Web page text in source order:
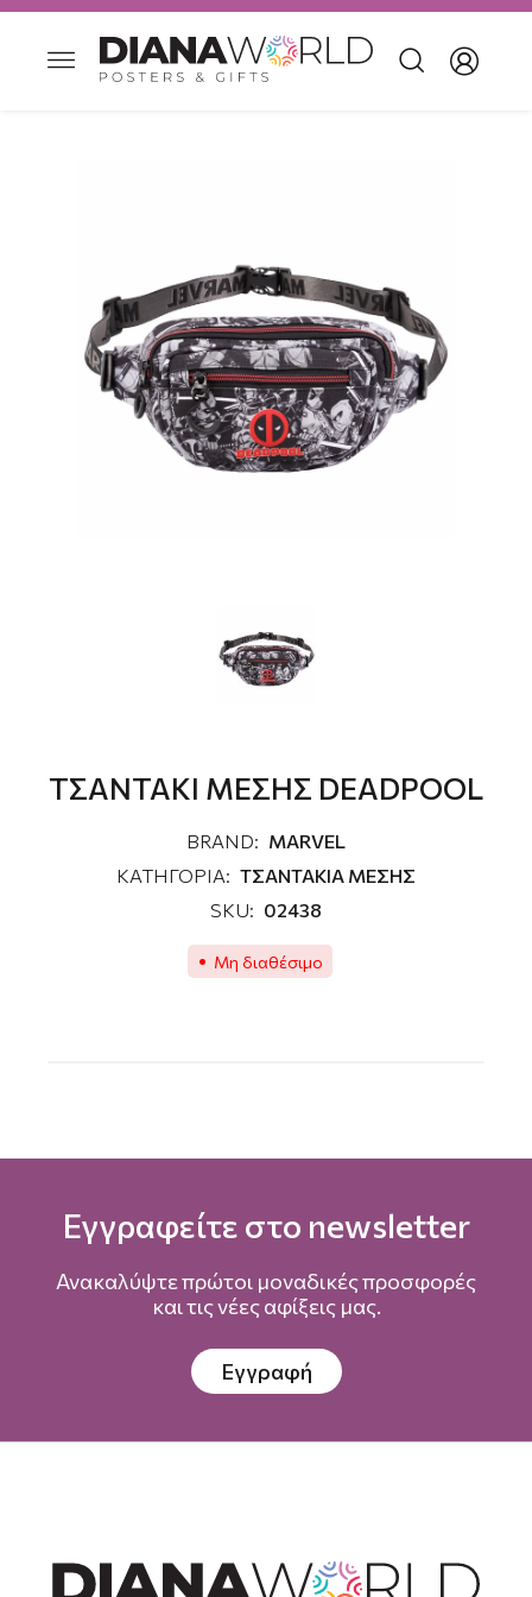
ΤΣΑΝΤΑΚΙ ΜΕΣΗΣ DEADPOOL
BRAND: MARVEL
ΚΑΤΗΓΟΡΙΑ: ΤΣΑΝΤΑΚΙΑ ΜΕΣΗΣ
SKU: 02438
Μη διαθέσιμο
Εγγραφείτε στο newsletter
Ανακαλύψτε πρώτοι μοναδικές προσφορές
και τις νέες αφίξεις μας.
Εγγραφή